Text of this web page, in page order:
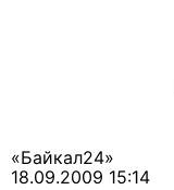
«Байкал24»
18.09.2009 15:14